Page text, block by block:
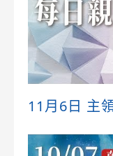
11月6日 主